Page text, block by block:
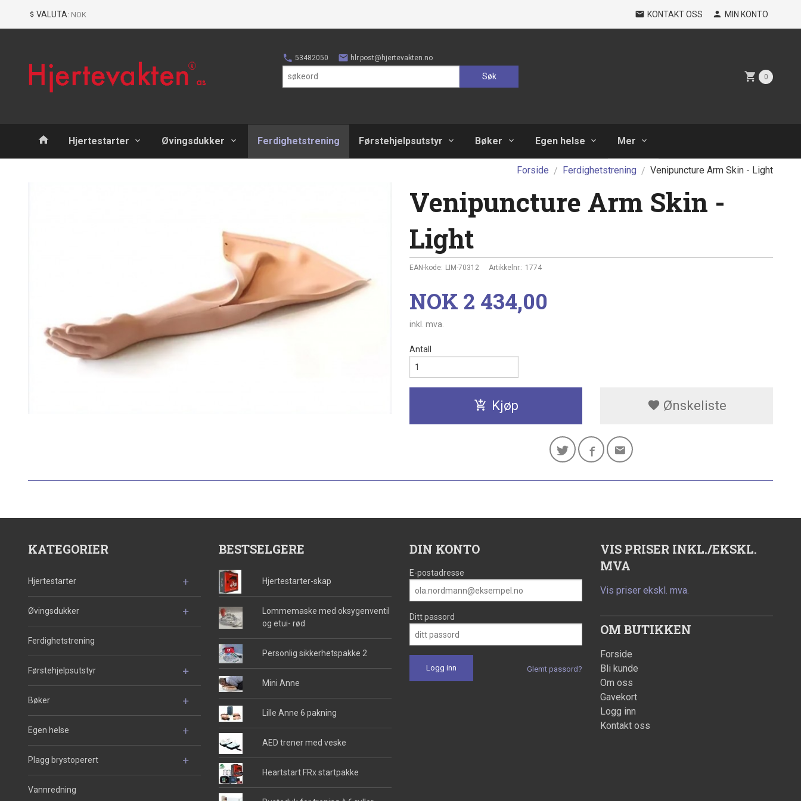
VALUTA: NOK KONTAKT OSS MIN KONTO
53482050 hlr.post@hjertevakten.no
Søk 0
Produkter
Hjertestarter Øvingsdukker Ferdighetstrening Førstehjelpsutstyr Bøker Egen helse Mer
Forside Ferdighetstrening Venipuncture Arm Skin - Light
Venipuncture Arm Skin -
Light
EAN-kode: LIM-70312 Artikkelnr.: 1774
Pris
NOK 2 434,00
inkl. mva.
Antall
Kjøp Ønskeliste
KATEGORIER
Hjertestarter
Øvingsdukker
Ferdighetstrening
Førstehjelpsutstyr
Bøker
Egen helse
Plagg brystoperert
Vannredning
BESTSELGERE
Hjertestarter-skap
Lommemaske med oksygenventil
og etui- rød
Personlig sikkerhetspakke 2
Mini Anne
Lille Anne 6 pakning
AED trener med veske
Heartstart FRx startpakke
DIN KONTO
E-postadresse
Ditt passord
Glemt passord?
VIS PRISER INKL./EKSKL.
MVA
Vis priser ekskl. mva.
OM BUTIKKEN
Forside
Bli kunde
Om oss
Gavekort
Logg inn
Kontakt oss